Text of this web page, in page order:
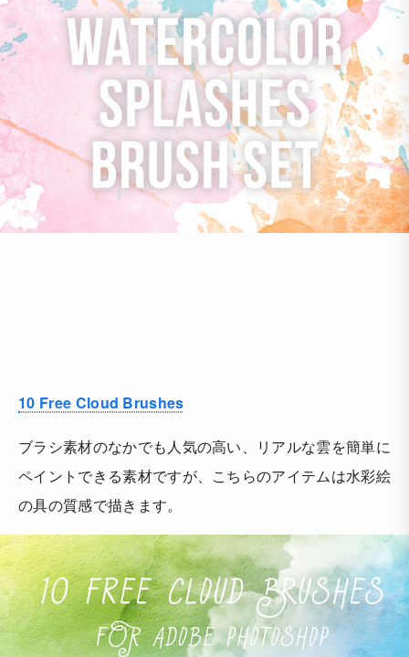
10 Free Cloud Brushes
ブラシ素材のなかでも人気の高い、リアルな雲を簡単に
ペイントできる素材ですが、こちらのアイテムは水彩絵
の具の質感で描きます。